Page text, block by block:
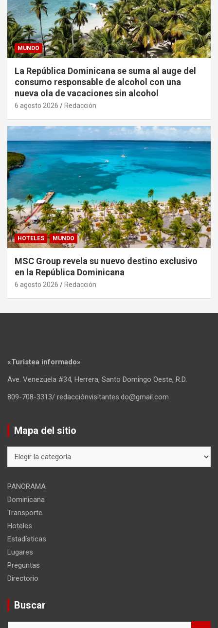
MUNDO
La República Dominicana se suma al auge del
consumo responsable de alcohol con una
nueva ola de vacaciones sin alcohol
6 agosto 2026 Redacción
HOTELES MUNDO
MSC Group revela su nuevo destino exclusivo
en la República Dominicana
6 agosto 2026 Redacción
«Turistea informado»
Ave. Venezuela #34, Herrera, Santo Domingo Oeste, R.D.
809-708-3313/ redacciónvisitantes.do@gmail.com
Mapa del sitio
del
PANORAMA
Dominicana
Transporte
Hoteles
Estadísticas
Lugares
Preguntas
Directorio
Buscar